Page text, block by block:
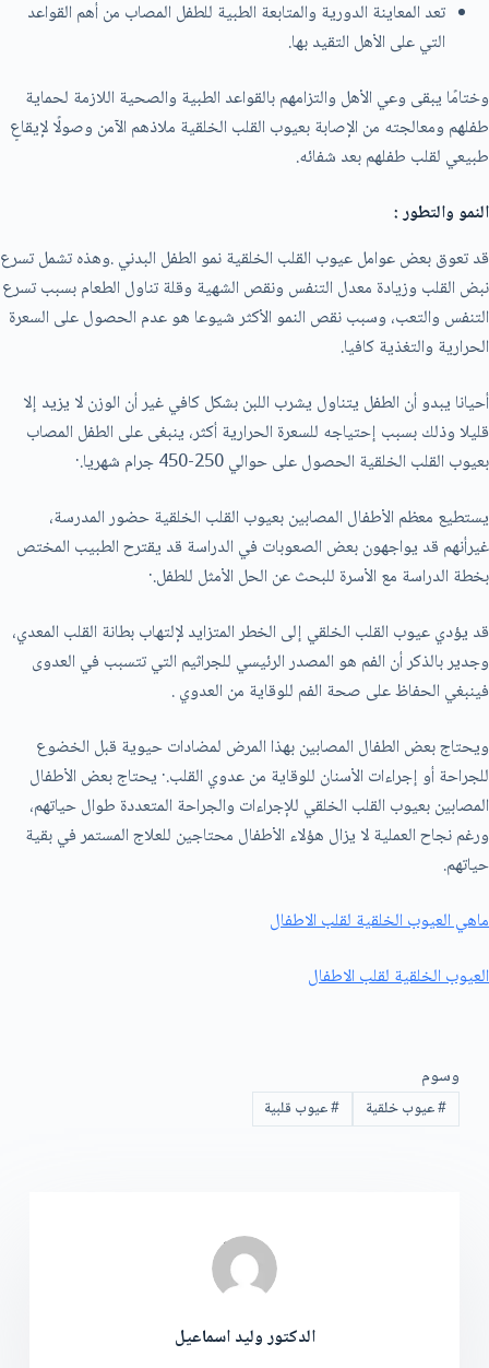
تعد المعاينة الدورية والمتابعة الطبية للطفل المصاب من أهم القواعد
التي على الأهل التقيد بها.
وختامًا يبقى وعي الأهل والتزامهم بالقواعد الطبية والصحية اللازمة لحماية
طفلهم ومعالجته من الإصابة بعيوب القلب الخلقية ملاذهم الآمن وصولًا لإيقاعٍ
طبيعي لقلب طفلهم بعد شفائه.
النمو والتطور :
قد تعوق بعض عوامل عيوب القلب الخلقية نمو الطفل البدني .وهذه تشمل تسرع
نبض القلب وزيادة معدل التنفس ونقص الشهية وقلة تناول الطعام بسبب تسرع
التنفس والتعب، وسبب نقص النمو الأكثر شيوعا هو عدم الحصول على السعرة
الحرارية والتغذية كافيا.
أحيانا يبدو أن الطفل يتناول يشرب اللبن بشكل كافي غير أن الوزن لا يزيد إلا
قليلا وذلك بسبب إحتياجه للسعرة الحرارية أكثر، ينبغى على الطفل المصاب
بعيوب القلب الخلقية الحصول على حوالي 250-450 جرام شهريا.·
يستطيع معظم الأطفال المصابين بعيوب القلب الخلقية حضور المدرسة،
غيرأنهم قد يواجهون بعض الصعوبات في الدراسة قد يقترح الطبيب المختص
بخطة الدراسة مع الأسرة للبحث عن الحل الأمثل للطفل.·
قد يؤدي عيوب القلب الخلقي إلى الخطر المتزايد لإلتهاب بطانة القلب المعدي،
وجدير بالذكر أن الفم هو المصدر الرئيسي للجراثيم التي تتسبب في العدوى
فينبغي الحفاظ على صحة الفم للوقاية من العدوي .
ويحتاج بعض الطفال المصابين بهذا المرض لمضادات حيوية قبل الخضوع
للجراحة أو إجراءات الأسنان للوقاية من عدوي القلب.· يحتاج بعض الأطفال
المصابين بعيوب القلب الخلقي للإجراءات والجراحة المتعددة طوال حياتهم،
ورغم نجاح العملية لا يزال هؤلاء الأطفال محتاجين للعلاج المستمر في بقية
حياتهم.
ماهي العيوب الخلقية لقلب الاطفال
العيوب الخلقية لقلب الاطفال
وسوم
#عيوب خلقية #عيوب قلبية
الدكتور وليد اسماعيل